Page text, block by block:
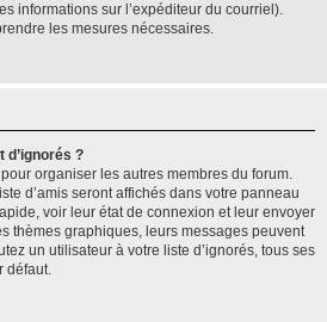
informations sur l’expéditeur du courriel).
les mesures nécessaires.
d’ignorés ?
organiser les autres membres du forum.
d’amis seront affichés dans votre panneau
voir leur état de connexion et leur envoyer
thèmes graphiques, leurs messages peuvent
un utilisateur à votre liste d’ignorés, tous ses
défaut.